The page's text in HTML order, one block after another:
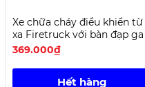
Xe chữa cháy điều khiển từ
xa Firetruck với bàn đạp ga
369.000₫
Hết hàng